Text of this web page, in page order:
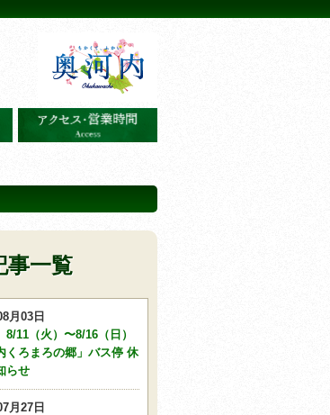
事一覧
月03日
8/11（火）〜8/16（日）
くろまろの郷」バス停 休
らせ
月27日